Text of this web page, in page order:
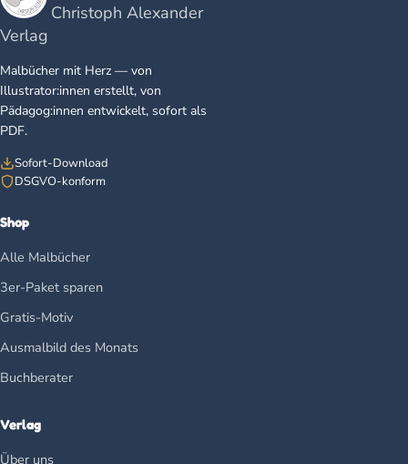
Christoph Alexander
Verlag
Malbücher mit Herz — von
Illustrator:innen erstellt, von
Pädagog:innen entwickelt, sofort als
PDF.
Sofort-Download
DSGVO-konform
Shop
Alle Malbücher
3er-Paket sparen
Gratis-Motiv
Ausmalbild des Monats
Buchberater
Verlag
Über uns